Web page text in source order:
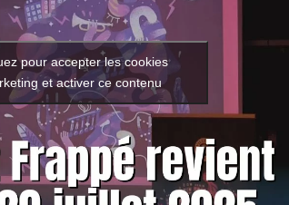
pour accepter les cookies
et activer ce contenu